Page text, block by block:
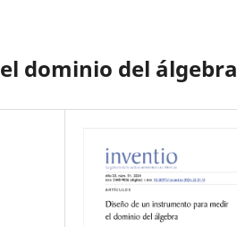
dominio del álgebra